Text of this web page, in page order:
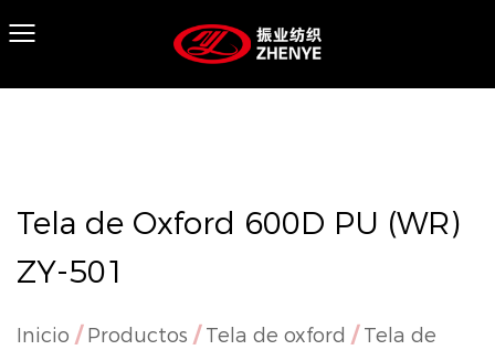
Tela de Oxford 600D PU (WR)
ZY-501
Inicio / Productos / Tela de oxford / Tela de